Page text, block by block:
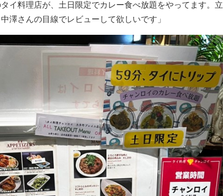
イ料理店が、土日限定でカレー食べ放題をやってます。立
澤さんの目線でレビューして欲しいです」